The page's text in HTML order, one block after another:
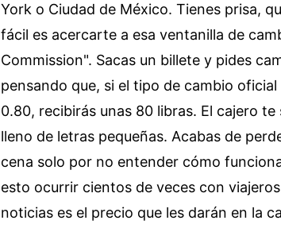
York o Ciudad de México. Tienes prisa,
fácil es acercarte a esa ventanilla de
Commission". Sacas un billete y pides
pensando que, si el tipo de cambio
0.80, recibirás unas 80 libras. El cajero
lleno de letras pequeñas. Acabas de
cena solo por no entender cómo
esto ocurrir cientos de veces con
noticias es el precio que les darán en la